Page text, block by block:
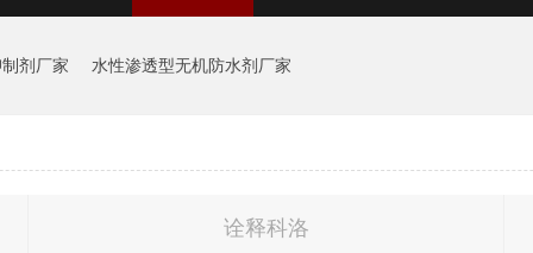
剂厂家 水性渗透型无机防水剂厂家
诠释科洛